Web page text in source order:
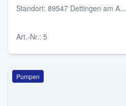
Standort: 89547 Dettingen am A...
Art.-Nr.: 5
Pumpen